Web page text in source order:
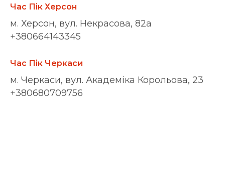
Час Пік Херсон
м. Херсон, вул. Некрасова, 82а
+380664143345
Час Пік Черкаси
м. Черкаси, вул. Академіка Корольова, 23
+380680709756